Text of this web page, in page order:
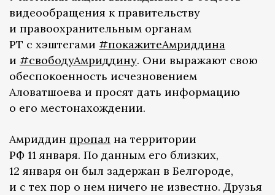
видеообращения к правительству
и правоохранительным органам
РТ с хэштегами #покажитеАмриддина
и #свободуАмриддину. Они выражают свою
обеспокоенность исчезновением
Аловатшоева и просят дать информацию
о его местонахождении.
Амриддин пропал на территории
РФ 11 января. По данным его близких,
12 января он был задержан в Белгороде,
и с тех пор о нем ничего не известно. Друзья